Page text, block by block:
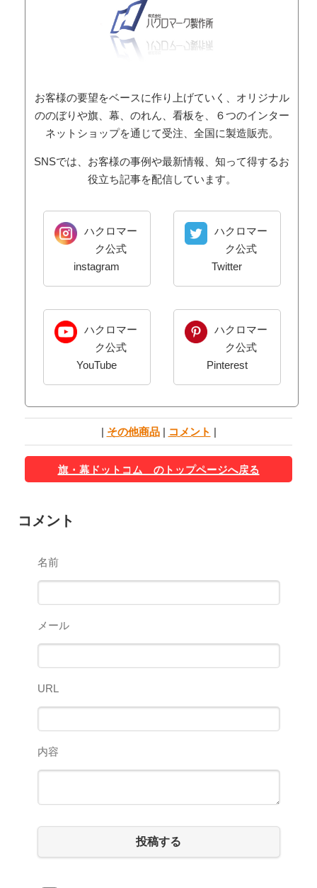
お客様の要望をベースに作り上げていく、オリジナル
ののぼりや旗、幕、のれん、看板を、６つのインター
ネットショップを通じて受注、全国に製造販売。
SNSでは、お客様の事例や最新情報、知って得するお
役立ち記事を配信しています。
ハクロマー
ク公式
instagram
ハクロマー
ク公式
Twitter
ハクロマー
ク公式
YouTube
ハクロマー
ク公式
Pinterest
| その他商品 | コメント |
旗・幕ドットコム のトップページへ戻る
コメント
名前
メール
URL
内容
投稿する